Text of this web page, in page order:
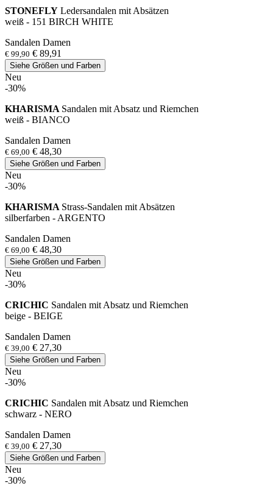
STONEFLY Ledersandalen mit Absätzen
weiß - 151 BIRCH WHITE
Sandalen Damen
€ 99,90 € 89,91
Siehe Größen und Farben
Neu
-30%
KHARISMA Sandalen mit Absatz und Riemchen
weiß - BIANCO
Sandalen Damen
€ 69,00 € 48,30
Siehe Größen und Farben
Neu
-30%
KHARISMA Strass-Sandalen mit Absätzen
silberfarben - ARGENTO
Sandalen Damen
€ 69,00 € 48,30
Siehe Größen und Farben
Neu
-30%
CRICHIC Sandalen mit Absatz und Riemchen
beige - BEIGE
Sandalen Damen
€ 39,00 € 27,30
Siehe Größen und Farben
Neu
-30%
CRICHIC Sandalen mit Absatz und Riemchen
schwarz - NERO
Sandalen Damen
€ 39,00 € 27,30
Siehe Größen und Farben
Neu
-30%